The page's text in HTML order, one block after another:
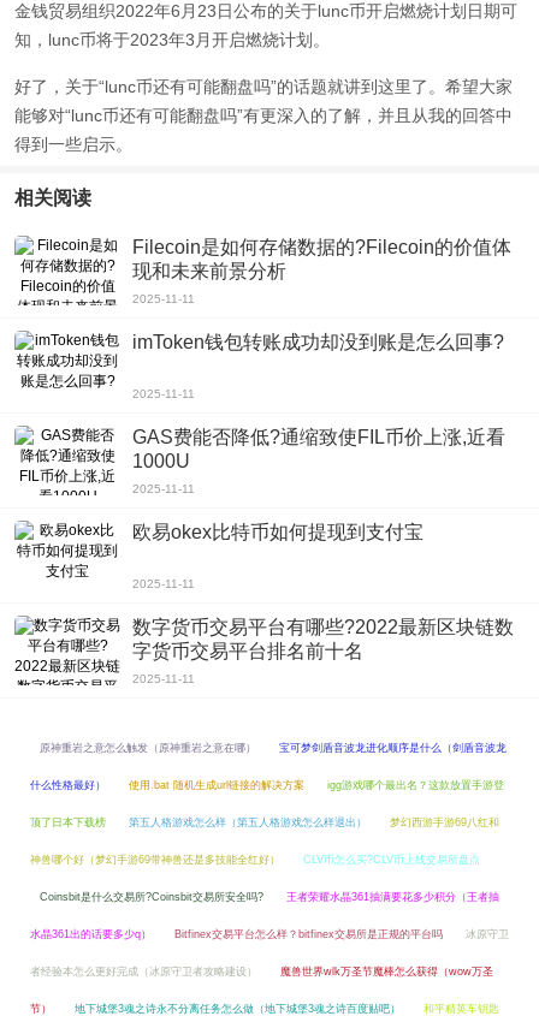
金钱贸易组织2022年6月23日公布的关于lunc币开启燃烧计划日期可
知，lunc币将于2023年3月开启燃烧计划。
好了，关于“lunc币还有可能翻盘吗”的话题就讲到这里了。希望大家
能够对“lunc币还有可能翻盘吗”有更深入的了解，并且从我的回答中
得到一些启示。
相关阅读
Filecoin是如何存储数据的?Filecoin的价值体
现和未来前景分析
2025-11-11
imToken钱包转账成功却没到账是怎么回事?
2025-11-11
GAS费能否降低?通缩致使FIL币价上涨,近看
1000U
2025-11-11
欧易okex比特币如何提现到支付宝
2025-11-11
数字货币交易平台有哪些?2022最新区块链数
字货币交易平台排名前十名
2025-11-11
原神重岩之意怎么触发（原神重岩之意在哪） 宝可梦剑盾音波龙进化顺序是什么（剑盾音波龙
什么性格最好） 使用.bat 随机生成url链接的解决方案 igg游戏哪个最出名？这款放置手游登
顶了日本下载榜 第五人格游戏怎么样（第五人格游戏怎么样退出） 梦幻西游手游69八红和
神兽哪个好（梦幻手游69带神兽还是多技能全红好） CLV币怎么买?CLV币上线交易所盘点
Coinsbit是什么交易所?Coinsbit交易所安全吗? 王者荣耀水晶361抽满要花多少积分（王者抽
水晶361出的话要多少q） Bitfinex交易平台怎么样？bitfinex交易所是正规的平台吗 冰原守卫
者经验本怎么更好完成（冰原守卫者攻略建设） 魔兽世界wlk万圣节魔棒怎么获得（wow万圣
节） 地下城堡3魂之诗永不分离任务怎么做（地下城堡3魂之诗百度贴吧） 和平精英车钥匙